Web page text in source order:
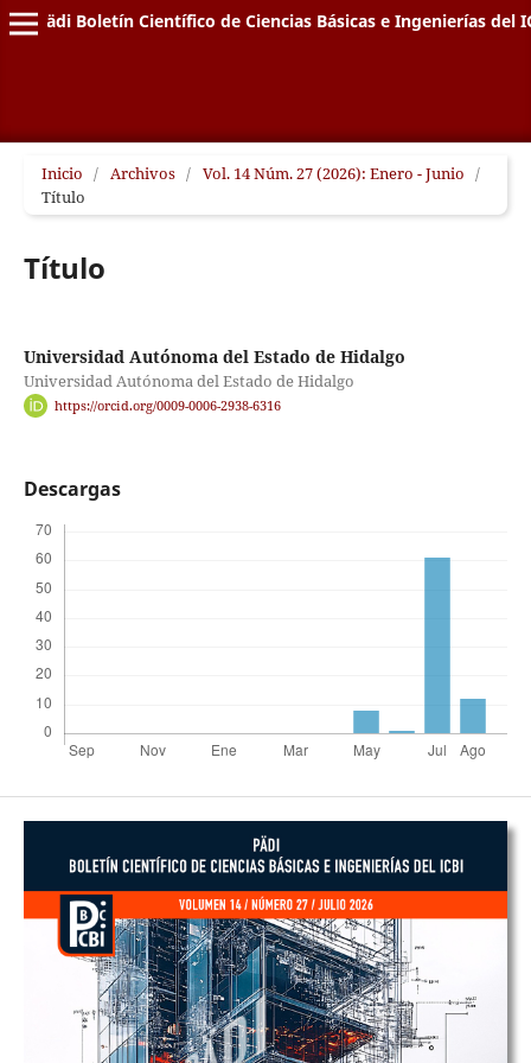
Pädi Boletín Científico de Ciencias Básicas e Ingenierías del
Inicio / Archivos / Vol. 14 Núm. 27 (2026): Enero - Junio /
Título
Título
Universidad Autónoma del Estado de Hidalgo
Universidad Autónoma del Estado de Hidalgo
https://orcid.org/0009-0006-2938-6316
Descargas